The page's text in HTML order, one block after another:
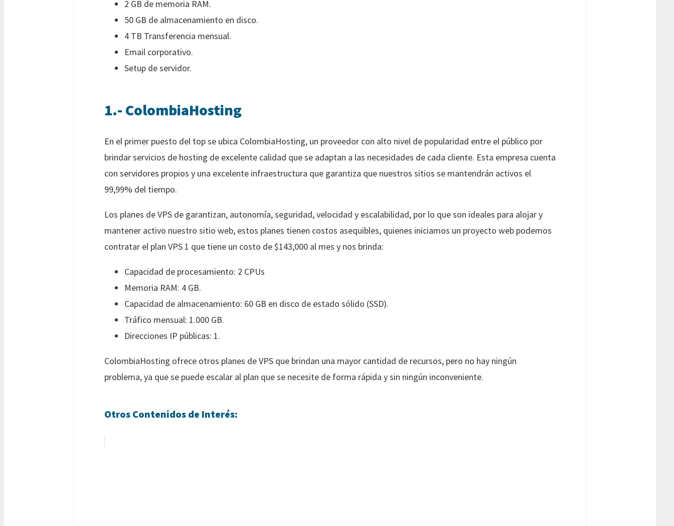
2 GB de memoria RAM.
50 GB de almacenamiento en disco.
4 TB Transferencia mensual.
Email corporativo.
Setup de servidor.
1.- ColombiaHosting
En el primer puesto del top se ubica ColombiaHosting, un proveedor con alto nivel de popularidad entre el público por
brindar servicios de hosting de excelente calidad que se adaptan a las necesidades de cada cliente. Esta empresa cuenta
con servidores propios y una excelente infraestructura que garantiza que nuestros sitios se mantendrán activos el
99,99% del tiempo.
Los planes de VPS de garantizan, autonomía, seguridad, velocidad y escalabilidad, por lo que son ideales para alojar y
mantener activo nuestro sitio web, estos planes tienen costos asequibles, quienes iniciamos un proyecto web podemos
contratar el plan VPS 1 que tiene un costo de $143,000 al mes y nos brinda:
Capacidad de procesamiento: 2 CPUs
Memoria RAM: 4 GB.
Capacidad de almacenamiento: 60 GB en disco de estado sólido (SSD).
Tráfico mensual: 1.000 GB.
Direcciones IP públicas: 1.
ColombiaHosting ofrece otros planes de VPS que brindan una mayor cantidad de recursos, pero no hay ningún
problema, ya que se puede escalar al plan que se necesite de forma rápida y sin ningún inconveniente.
Otros Contenidos de Interés: